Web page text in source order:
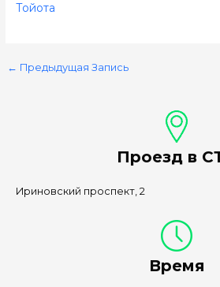
Тойота
← Предыдущая Запись
Проезд в
Ириновский проспект, 2
Время